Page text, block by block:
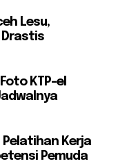
Lesu,
Drastis
KTP-el
Pelatihan Kerja
Pemuda